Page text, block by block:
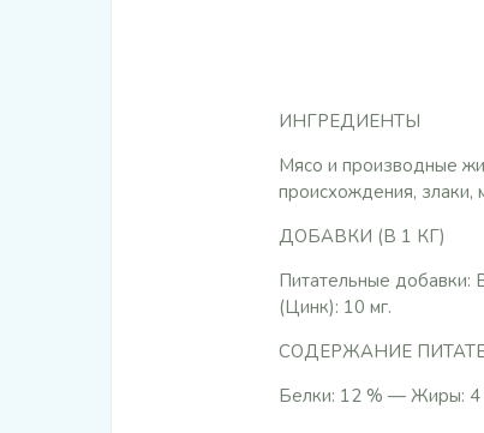
ИНГРЕДИЕНТЫ
Мясо и производные
происхождения,
ДОБАВКИ (В 1 КГ)
Питательные добавки:
(Цинк): 10 мг.
СОДЕРЖАНИЕ
Белки: 12 % — Жиры: 4